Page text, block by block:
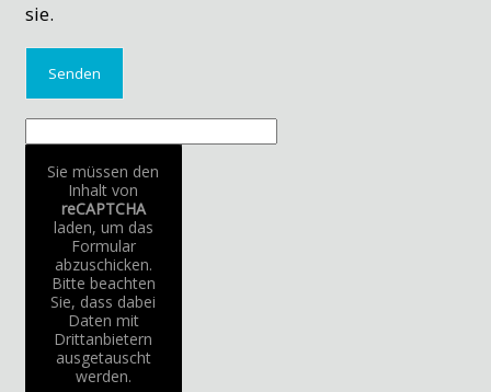
sie.
Sie müssen den
Inhalt von
reCAPTCHA
laden, um das
Formular
abzuschicken.
Bitte beachten
Sie, dass dabei
Daten mit
Drittanbietern
ausgetauscht
werden.